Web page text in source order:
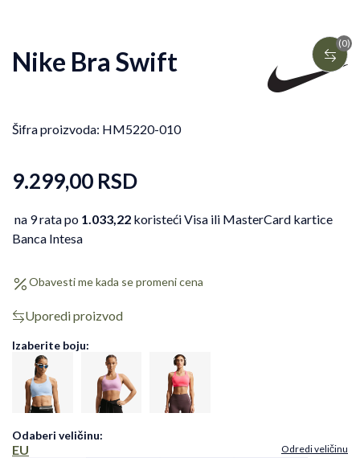
(0)
Nike Bra Swift
Šifra proizvoda: HM5220-010
9.299,00 RSD
na 9 rata po 1.033,22 koristeći Visa ili MasterCard kartice
Banca Intesa
Obavesti me kada se promeni cena
Uporedi proizvod
Izaberite boju:
Odaberi veličinu:
EU Odredi veličinu